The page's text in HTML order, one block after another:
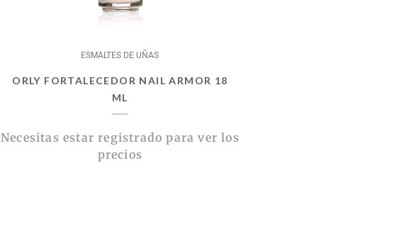
ESMALTES DE UÑAS
ORLY FORTALECEDOR NAIL ARMOR 18
ML
Necesitas estar registrado para ver los
precios